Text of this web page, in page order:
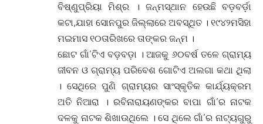
ବିଷ୍ଣୁପ୍ରିୟା ମିଶ୍ର । ଜନ୍ମସ୍ଥାନ ହେଉଛି ବଡ଼ବର୍ଡ଼ା
କଟା,ଯାହା ସୋନପୁର ଜିଲ୍ଲାରେ ଅବସ୍ଥିତ । ୧୯୪୨ମସିହା
ମଇମାସ ୧୦ତାରିଖରେ ତାଙ୍କର ଜନ୍ମ ।
ଛୋଟ ଗାଁ’ଟିଏ ବଡ଼ବଡ଼ା । ଆଜକୁ ୬୦ବର୍ଷ ତଳେ ଗ୍ରାମ୍ୟ
ଜୀବନ ଓ ଗ୍ରାମ୍ୟ ପରିବେଶ ଗୋଟିଏ ଅଲଗା କଥା ଥିଲା
। ସେଥିରେ ପୁଣି ଗ୍ରାମ୍ୟର ସାଂସ୍କୃତିକ କାର୍ଯ୍ୟକ୍ରମ
ଅତି ନିଆରା । ରବିନାରାୟଣଙ୍କର ବାପା ଗାଁ’ର ନାଟକ
ଦଳକୁ ନାଟକ ଶିଖାଉଥିଲେ । ସେ ଥିଲେ ଗାଁ’ର ନାଟ୍ୟଗୁରୁ